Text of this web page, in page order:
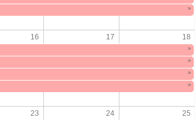
»
16 17 18
»
»
»
»
23 24 25